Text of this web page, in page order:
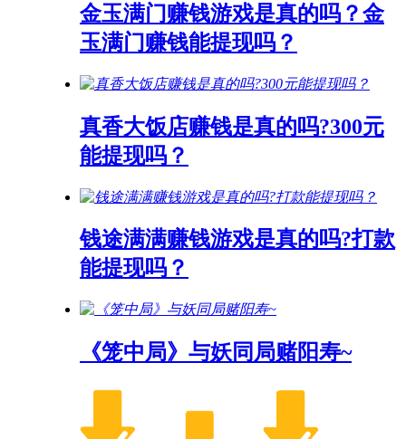
金玉满门赚钱游戏是真的吗？金
玉满门赚钱能提现吗？
真香大饭店赚钱是真的吗?300元
能提现吗？
钱途满满赚钱游戏是真的吗?打款
能提现吗？
《笼中局》与妖同局赌阳寿~